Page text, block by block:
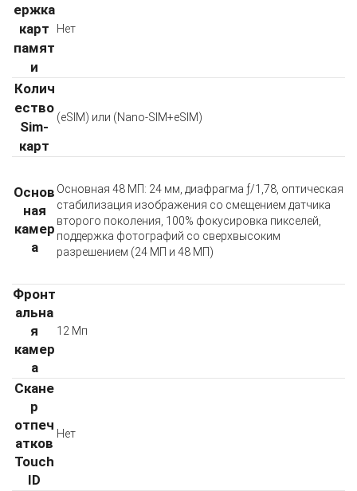
ержка
карт
памят
и
Нет
Колич
ество
Sim-
карт
(eSIM) или (Nano-SIM+eSIM)
Основ
ная
камер
а
Основная 48 МП: 24 мм, диафрагма ƒ/1,78, оптическая
стабилизация изображения со смещением датчика
второго поколения, 100% фокусировка пикселей,
поддержка фотографий со сверхвысоким
разрешением (24 МП и 48 МП)
Фронт
альна
я
камер
а
12 Мп
Скане
р
отпеч
атков
Touch
ID
Нет